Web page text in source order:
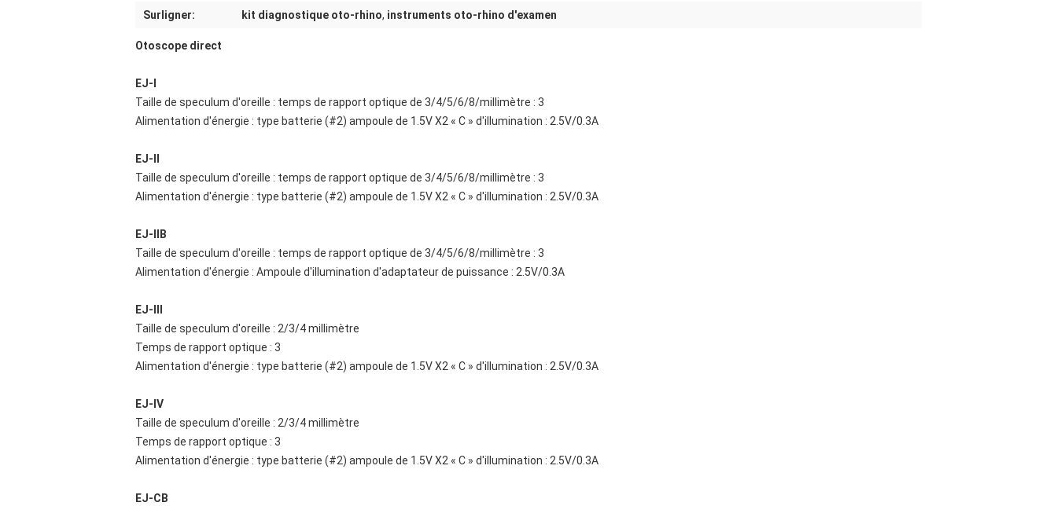
Surligner: kit diagnostique oto-rhino, instruments oto-rhino d'examen
Otoscope direct
EJ-I
Taille de speculum d'oreille : temps de rapport optique de 3/4/5/6/8/millimètre : 3
Alimentation d'énergie : type batterie (#2) ampoule de 1.5V X2 « C » d'illumination : 2.5V/0.3A
EJ-II
Taille de speculum d'oreille : temps de rapport optique de 3/4/5/6/8/millimètre : 3
Alimentation d'énergie : type batterie (#2) ampoule de 1.5V X2 « C » d'illumination : 2.5V/0.3A
EJ-IIB
Taille de speculum d'oreille : temps de rapport optique de 3/4/5/6/8/millimètre : 3
Alimentation d'énergie : Ampoule d'illumination d'adaptateur de puissance : 2.5V/0.3A
EJ-III
Taille de speculum d'oreille : 2/3/4 millimètre
Temps de rapport optique : 3
Alimentation d'énergie : type batterie (#2) ampoule de 1.5V X2 « C » d'illumination : 2.5V/0.3A
EJ-IV
Taille de speculum d'oreille : 2/3/4 millimètre
Temps de rapport optique : 3
Alimentation d'énergie : type batterie (#2) ampoule de 1.5V X2 « C » d'illumination : 2.5V/0.3A
EJ-CB